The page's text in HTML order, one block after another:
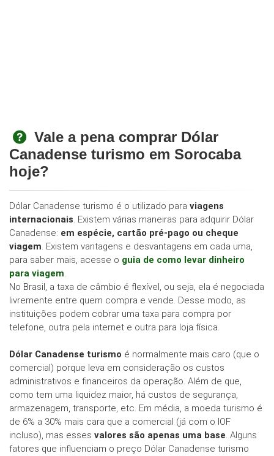
Vale a pena comprar Dólar
Canadense turismo em Sorocaba
hoje?
Dólar Canadense turismo é o utilizado para viagens
internacionais. Existem várias maneiras para adquirir Dólar
Canadense: em espécie, cartão pré-pago ou cheque
viagem. Existem vantagens e desvantagens em cada uma,
para saber mais, acesse o guia de como levar dinheiro
para viagem.
No Brasil, a taxa de câmbio é flexível, ou seja, ela é negociada
livremente entre quem compra e vende. Desse modo, as
instituições podem cobrar uma taxa para compra por
telefone, outra pela internet e outra para loja física.
Dólar Canadense turismo é normalmente mais caro (que o
comercial) porque leva em consideração os custos
administrativos e financeiros da operação. Além de que,
como tem uma liquidez maior, há custos de segurança,
armazenagem, transporte, etc. Em média, a moeda turismo é
de 6% a 30% mais cara que a comercial (já com o IOF
incluso), mas esses valores são apenas uma base. Alguns
fatores que influenciam o preço Dólar Canadense turismo